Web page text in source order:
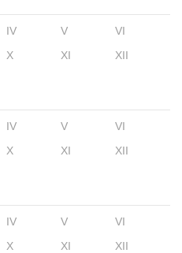
IV V
VI
X XI XII
IV V
VI
X XI XII
IV V
VI
X XI XII